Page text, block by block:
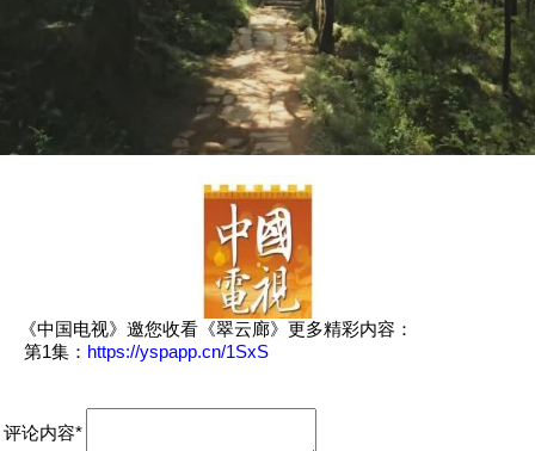
《中国电视》邀您收看《翠云廊》更多精彩内容：
第1集： https://yspapp.cn/1SxS
评论内容*